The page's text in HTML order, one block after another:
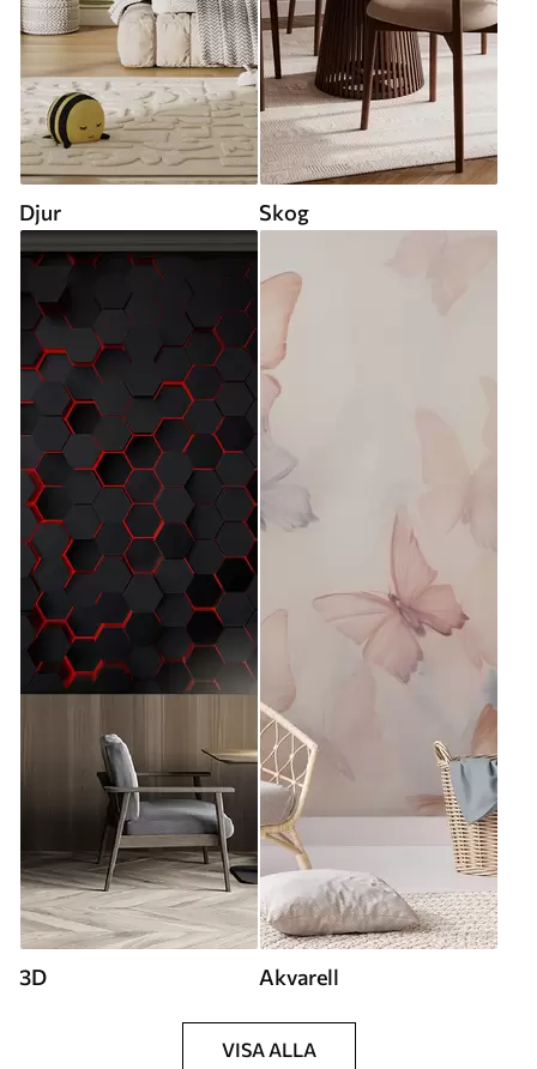
Djur Skog
3D Akvarell
VISA ALLA